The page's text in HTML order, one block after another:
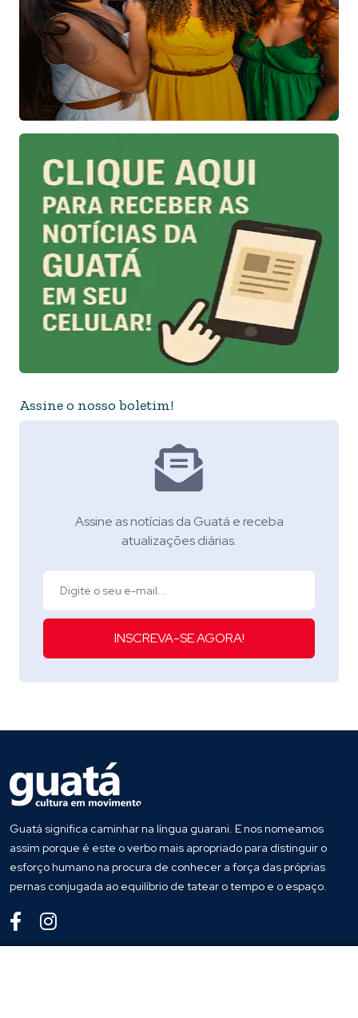
Assine o nosso boletim!
Assine as notícias da Guatá e receba
atualizações diárias.
INSCREVA-SE AGORA!
Guatá significa caminhar na língua guarani. E nos nomeamos
assim porque é este o verbo mais apropriado para distinguir o
esforço humano na procura de conhecer a força das próprias
pernas conjugada ao equilíbrio de tatear o tempo e o espaço.